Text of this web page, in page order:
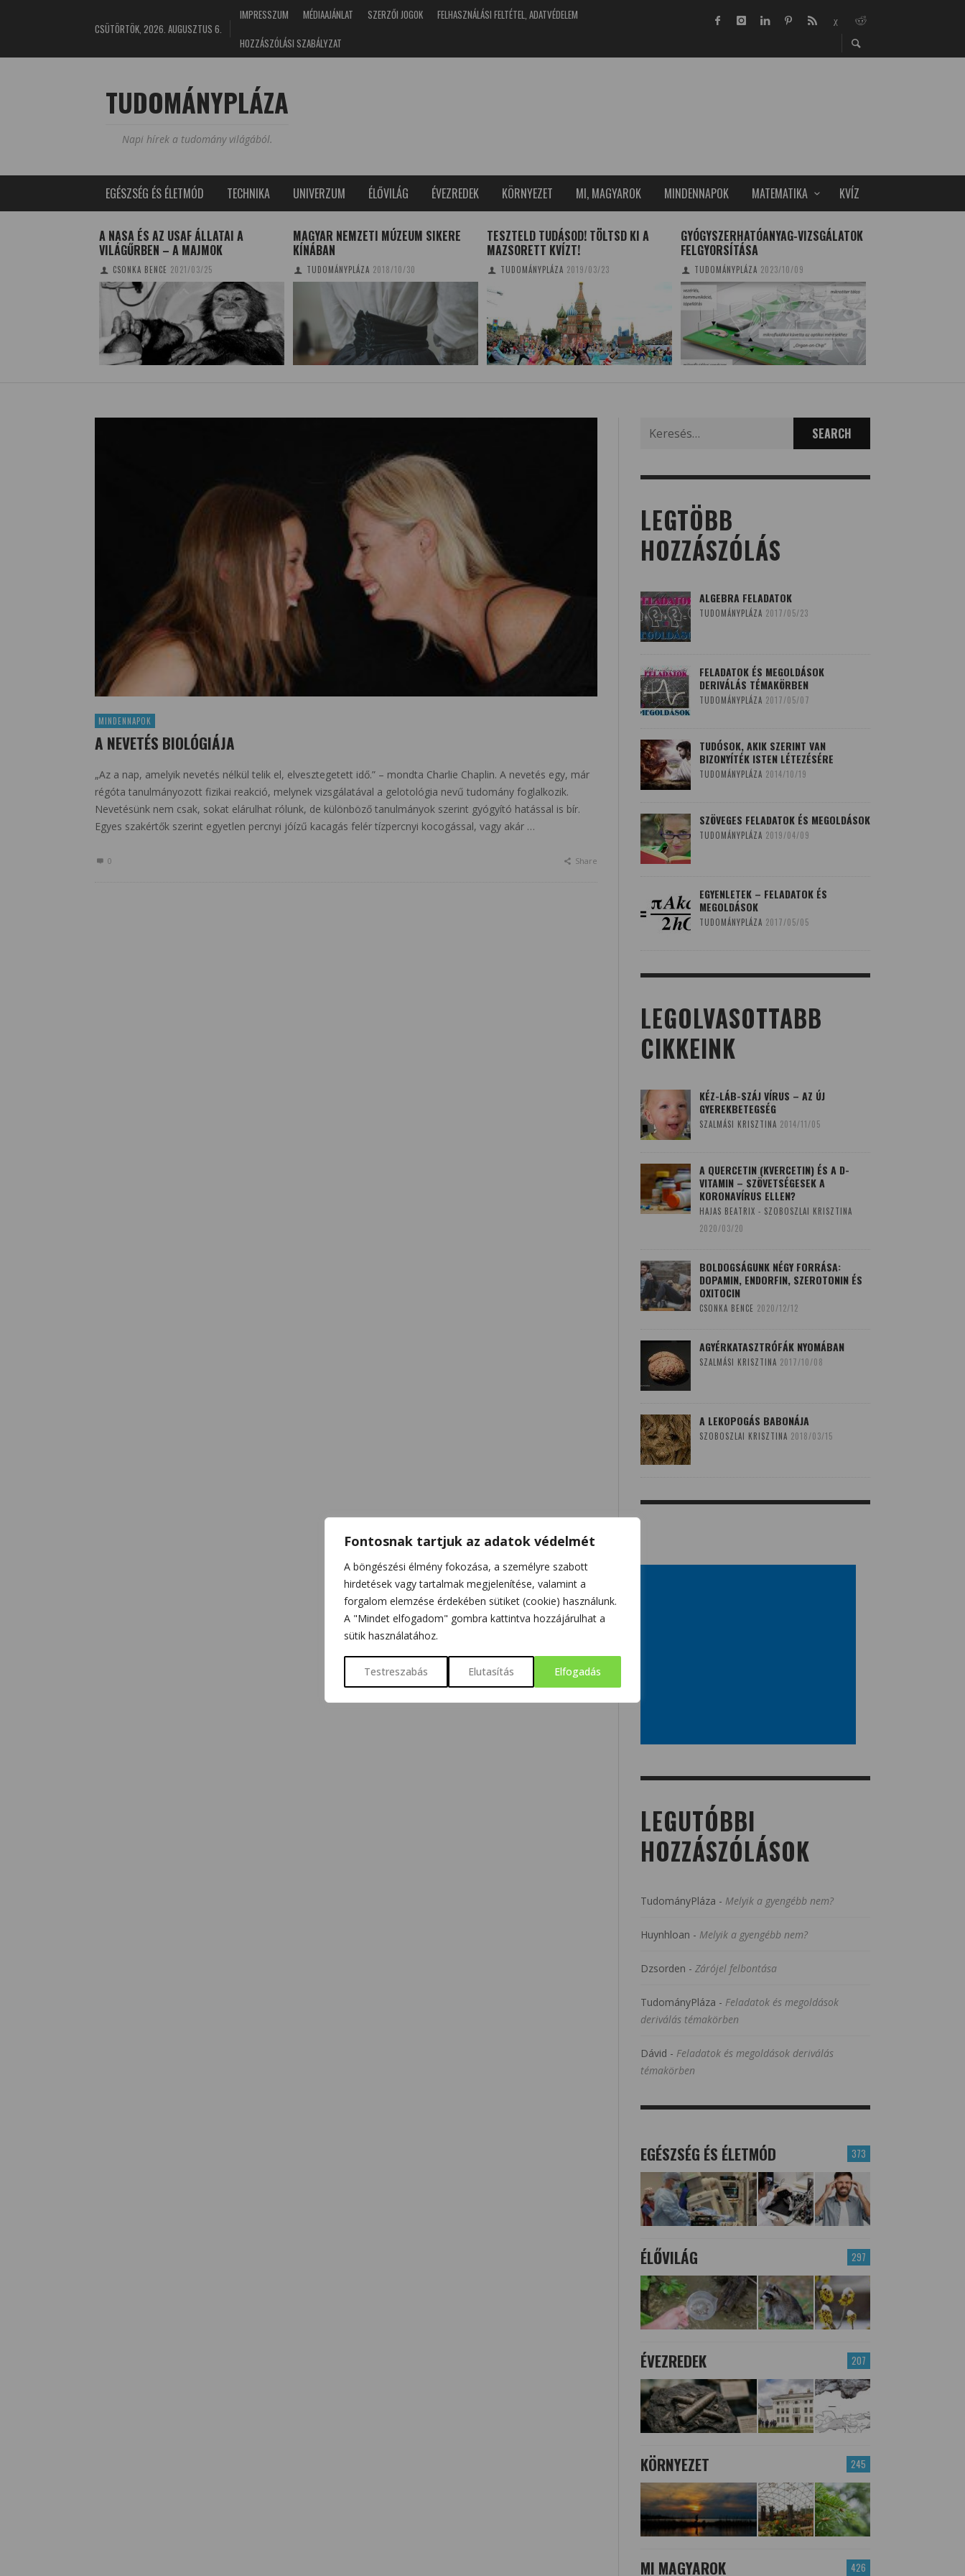
Fontosnak tartjuk az adatok védelmét
A böngészési élmény fokozása, a személyre szabott
hirdetések vagy tartalmak megjelenítése, valamint a
forgalom elemzése érdekében sütiket (cookie) használunk.
A "Mindet elfogadom" gombra kattintva hozzájárulhat a
sütik használatához.
Testreszabás Elutasítás Elfogadás
CSÜTÖRTÖK, 2026. AUGUSZTUS 6.
IMPRESSZUM MÉDIAAJÁNLAT SZERZŐI JOGOK
FELHASZNÁLÁSI FELTÉTEL, ADATVÉDELEM
HOZZÁSZÓLÁSI SZABÁLYZAT
TUDOMÁNYPLÁZA
Napi hírek a tudomány világából.
EGÉSZSÉG ÉS ÉLETMÓD TECHNIKA UNIVERZUM ÉLŐVILÁG ÉVEZREDEK KÖRNYEZET MI, MAGYAROK MINDENNAPOK MATEMATIKA KVÍZ
A NASA ÉS AZ USAF ÁLLATAI A
VILÁGŰRBEN – A MAJMOK
CSONKA BENCE 2021/03/25
MAGYAR NEMZETI MÚZEUM SIKERE
KÍNÁBAN
TUDOMÁNYPLÁZA 2018/10/30
TESZTELD TUDÁSOD! TÖLTSD KI A
MAZSORETT KVÍZT!
TUDOMÁNYPLÁZA 2019/03/23
GYÓGYSZERHATÓANYAG-VIZSGÁLATOK
FELGYORSÍTÁSA
TUDOMÁNYPLÁZA 2023/10/09
MINDENNAPOK
A NEVETÉS BIOLÓGIÁJA
„Az a nap, amelyik nevetés nélkül telik el, elvesztegetett idő.” – mondta Charlie Chaplin. A nevetés egy, már
régóta tanulmányozott fizikai reakció, melynek vizsgálatával a gelotológia nevű tudomány foglalkozik.
Nevetésünk nem csak, sokat elárulhat rólunk, de különböző tanulmányok szerint gyógyító hatással is bír.
Egyes szakértők szerint egyetlen percnyi jóízű kacagás felér tízpercnyi kocogással, vagy akár …
0 Share
for:
LEGTÖBB
HOZZÁSZÓLÁS
ALGEBRA FELADATOK
TUDOMÁNYPLÁZA 2017/05/23
FELADATOK ÉS MEGOLDÁSOK
DERIVÁLÁS TÉMAKÖRBEN
TUDOMÁNYPLÁZA 2017/05/07
TUDÓSOK, AKIK SZERINT VAN
BIZONYÍTÉK ISTEN LÉTEZÉSÉRE
TUDOMÁNYPLÁZA 2014/10/19
SZÖVEGES FELADATOK ÉS MEGOLDÁSOK
TUDOMÁNYPLÁZA 2019/04/09
EGYENLETEK – FELADATOK ÉS
MEGOLDÁSOK
TUDOMÁNYPLÁZA 2017/05/05
LEGOLVASOTTABB
CIKKEINK
KÉZ-LÁB-SZÁJ VÍRUS – AZ ÚJ
GYEREKBETEGSÉG
SZALMÁSI KRISZTINA 2014/11/05
A QUERCETIN (KVERCETIN) ÉS A D-
VITAMIN – SZÖVETSÉGESEK A
KORONAVÍRUS ELLEN?
HAJAS BEATRIX - SZOBOSZLAI KRISZTINA
2020/03/20
BOLDOGSÁGUNK NÉGY FORRÁSA:
DOPAMIN, ENDORFIN, SZEROTONIN ÉS
OXITOCIN
CSONKA BENCE 2020/12/12
AGYÉRKATASZTRÓFÁK NYOMÁBAN
SZALMÁSI KRISZTINA 2017/10/08
A LEKOPOGÁS BABONÁJA
SZOBOSZLAI KRISZTINA 2018/03/15
LEGUTÓBBI
HOZZÁSZÓLÁSOK
TudományPláza - Melyik a gyengébb nem?
Huynhloan - Melyik a gyengébb nem?
Dzsorden - Zárójel felbontása
TudományPláza - Feladatok és megoldások
deriválás témakörben
Dávid - Feladatok és megoldások deriválás
témakörben
373
EGÉSZSÉG ÉS ÉLETMÓD
297
ÉLŐVILÁG
207
ÉVEZREDEK
245
KÖRNYEZET
426
MI MAGYAROK